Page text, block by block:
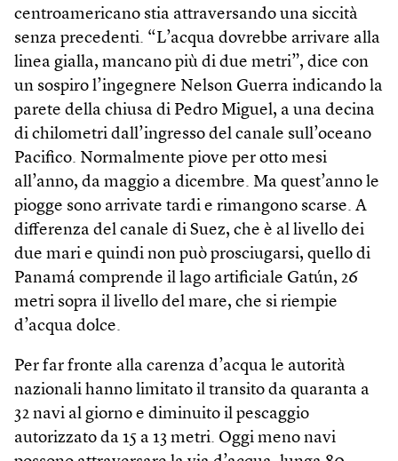
centroamericano stia attraversando una siccità
senza precedenti. “L’acqua dovrebbe arrivare alla
linea gialla, mancano più di due metri”, dice con
un sospiro l’ingegnere Nelson Guerra indicando la
parete della chiusa di Pedro Miguel, a una decina
di chilometri dall’ingresso del canale sull’oceano
Pacifico. Normalmente piove per otto mesi
all’anno, da maggio a dicembre. Ma quest’anno le
piogge sono arrivate tardi e rimangono scarse. A
differenza del canale di Suez, che è al livello dei
due mari e quindi non può prosciugarsi, quello di
Panamá comprende il lago artificiale Gatún, 26
metri sopra il livello del mare, che si riempie
d’acqua dolce.
Per far fronte alla carenza d’acqua le autorità
nazionali hanno limitato il transito da quaranta a
32 navi al giorno e diminuito il pescaggio
autorizzato da 15 a 13 metri. Oggi meno navi